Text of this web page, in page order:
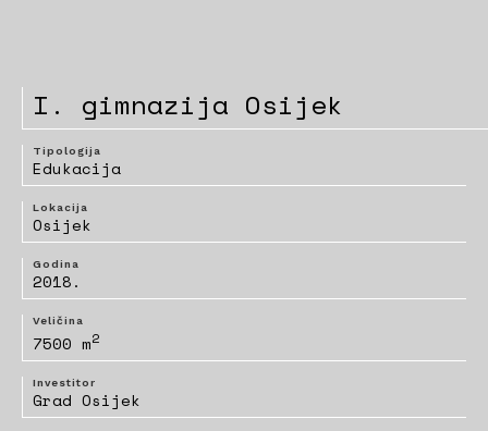
I. gimnazija Osijek
Tipologija
Edukacija
Lokacija
Osijek
Godina
2018.
Veličina
7500 m2
Investitor
Grad Osijek